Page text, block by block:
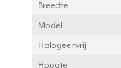
Breedte
Model
Halogeenvrij
Hoogte